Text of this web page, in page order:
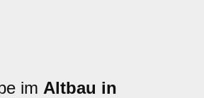
im Altbau in